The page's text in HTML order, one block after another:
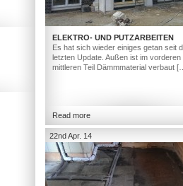
ELEKTRO- UND PUTZARBEITEN
Es hat sich wieder einiges getan seit
letzten Update. Außen ist im vorderen
mittleren Teil Dämmmaterial verbaut
Read more
22nd Apr. 14